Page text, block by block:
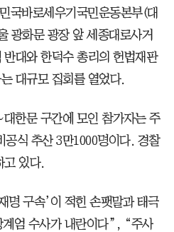
국바로세우기국민운동본부(대
광화문 광장 앞 세종대로사거
대와 한덕수 총리의 헌법재판
대규모 집회를 열었다.
한문 구간에 모인 참가자는 주
식 추산 3만1000명이다. 경찰
고 있다.
명 구속’이 적힌 손팻말과 태극
엄 수사가 내란이다”, “주사